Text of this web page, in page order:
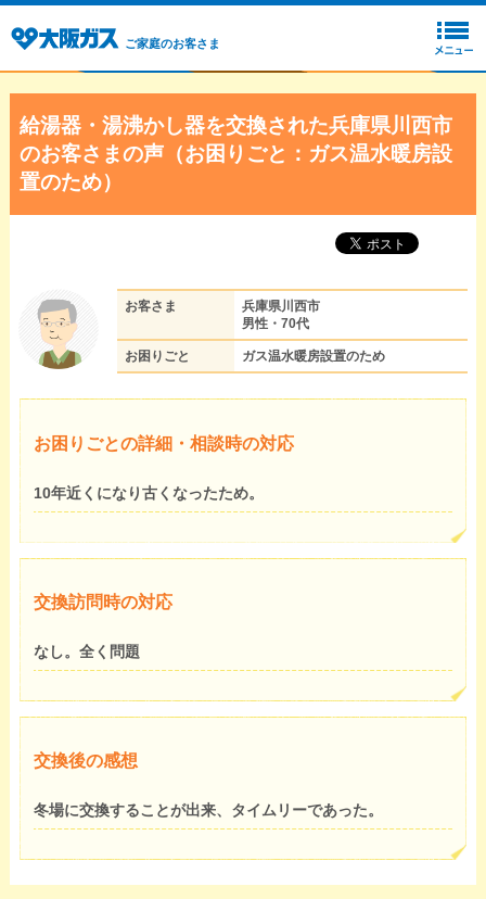
ご家庭のお客さま
給湯器・湯沸かし器を交換された兵庫県川西市
のお客さまの声（お困りごと：ガス温水暖房設
置のため）
お客さま
兵庫県川西市
男性・70代
お困りごと ガス温水暖房設置のため
お困りごとの詳細・相談時の対応
10年近くになり古くなったため。
交換訪問時の対応
なし。全く問題
交換後の感想
冬場に交換することが出来、タイムリーであった。